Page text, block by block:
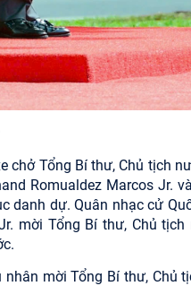
chở Tổng Bí thư, Chủ tịch
Romualdez Marcos Jr.
danh dự. Quân nhạc cử
mời Tổng Bí thư, Chủ
mời Tổng Bí thư, Chủ